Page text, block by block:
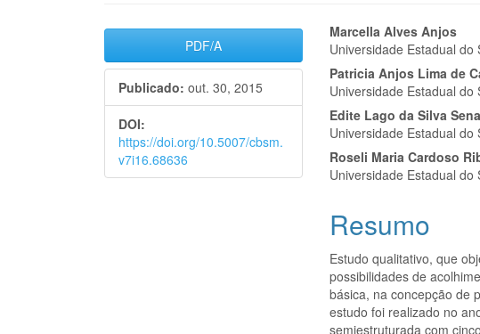
Barra
lateral
de
artigos
PDF/A
Publicado: out. 30, 2015
DOI:
https://doi.org/10.5007/cbsm.
v7i16.68636
Conteúdo
do
artigo
principal
Marcella Alves Anjos
Universidade Estadual do
Patricia Anjos Lima de
Universidade Estadual do
Edite Lago da Silva Sena
Universidade Estadual do
Roseli Maria Cardoso
Universidade Estadual do
Resumo
Estudo qualitativo, que
possibilidades de
básica, na concepção de
estudo foi realizado no
semiestruturada com